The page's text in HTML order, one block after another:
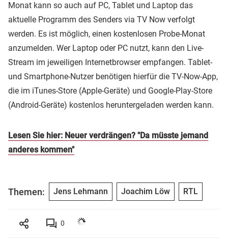
Monat kann so auch auf PC, Tablet und Laptop das
aktuelle Programm des Senders via TV Now verfolgt
werden. Es ist möglich, einen kostenlosen Probe-Monat
anzumelden. Wer Laptop oder PC nutzt, kann den Live-
Stream im jeweiligen Internetbrowser empfangen. Tablet-
und Smartphone-Nutzer benötigen hierfür die TV-Now-App,
die im iTunes-Store (Apple-Geräte) und Google-Play-Store
(Android-Geräte) kostenlos heruntergeladen werden kann.
Lesen Sie hier: Neuer verdrängen? "Da müsste jemand
anderes kommen"
Themen: Jens Lehmann Joachim Löw RTL
0